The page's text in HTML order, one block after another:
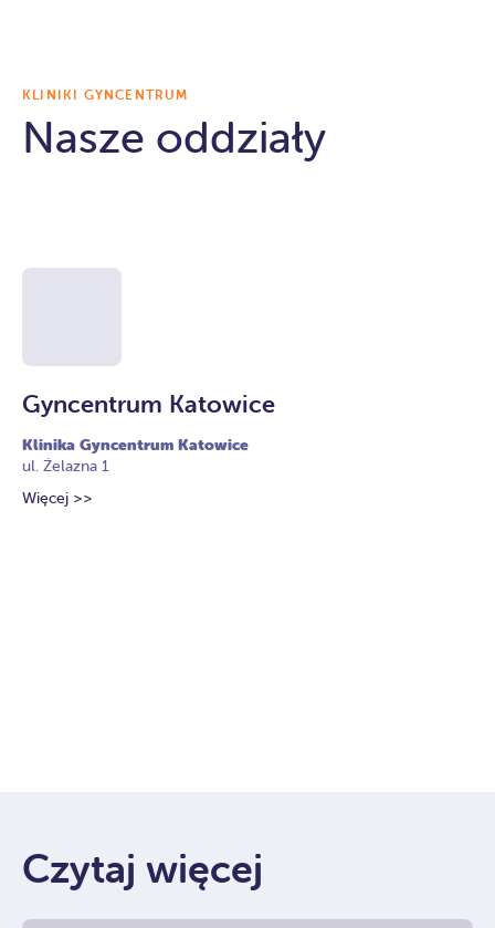
KLINIKI GYNCENTRUM
Nasze oddziały
Gyncentrum Katowice
Klinika Gyncentrum Katowice
ul. Żelazna 1
Więcej >>
Czytaj więcej